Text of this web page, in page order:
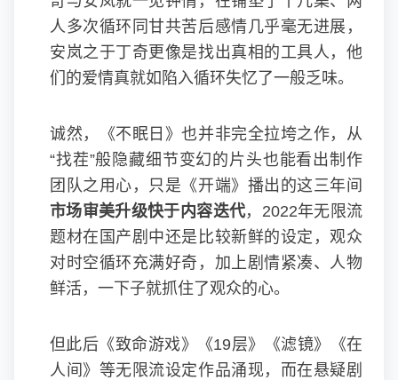
人多次循环同甘共苦后感情几乎毫无进展，
安岚之于丁奇更像是找出真相的工具人，他
们的爱情真就如陷入循环失忆了一般乏味。
诚然，《不眠日》也并非完全拉垮之作，从
“找茬”般隐藏细节变幻的片头也能看出制作
团队之用心，只是《开端》播出的这三年间
市场审美升级快于内容迭代，2022年无限流
题材在国产剧中还是比较新鲜的设定，观众
对时空循环充满好奇，加上剧情紧凑、人物
鲜活，一下子就抓住了观众的心。
但此后《致命游戏》《19层》《滤镜》《在
人间》等无限流设定作品涌现，而在悬疑剧